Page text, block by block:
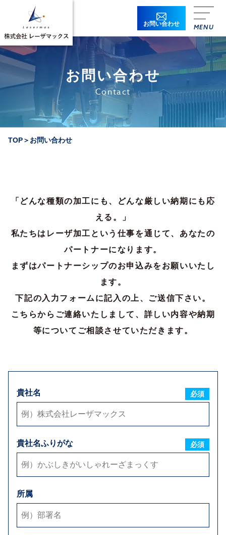
お問い合わせ
お問い合わせ
Contact
TOP＞ お問い合わせ
「どんな種類の加工にも、どんな厳しい納期にも応
える。」
私たちはレーザ加工という仕事を通じて、あなたの
パートナーになります。
まずはパートナーシップのお申込みをお願いいたし
ます。
下記の入力フォームに記入の上、ご送信下さい。
こちらからご連絡いたしまして、詳しい内容や納期
等についてご相談させていただきます。
貴社名 必須
貴社名ふりがな 必須
所属
貴社名
ご担当者様氏名
郵便番号
FAX番号
メールアドレス 必須
弊社からのお返事方法
E-mail
お電話 FAX